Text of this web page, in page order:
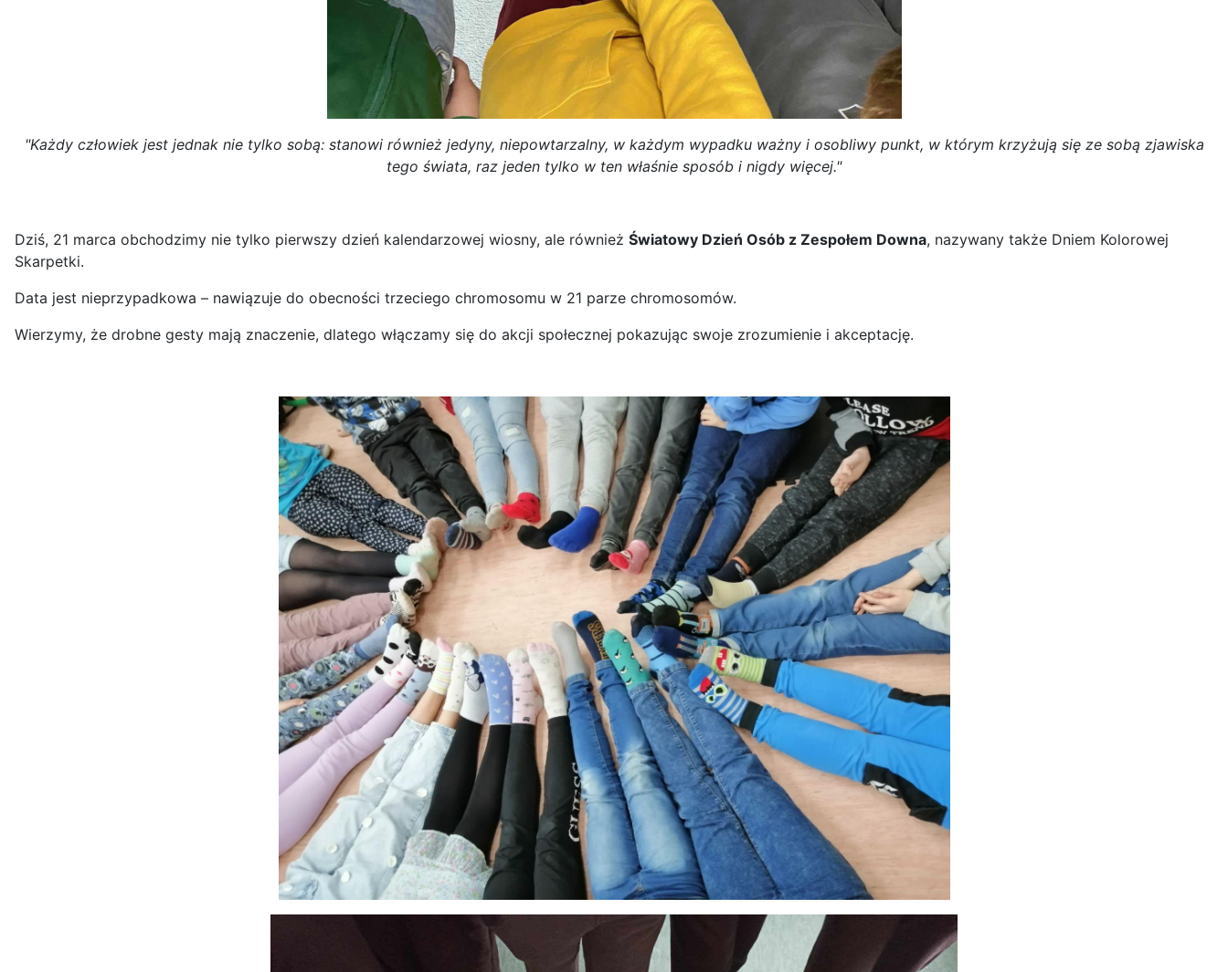
"Każdy człowiek jest jednak nie tylko sobą: stanowi również jedyny, niepowtarzalny, w każdym wypadku ważny i osobliwy punkt, w którym krzyżują się ze sobą zjawiska
tego świata, raz jeden tylko w ten właśnie sposób i nigdy więcej."
Dziś, 21 marca obchodzimy nie tylko pierwszy dzień kalendarzowej wiosny, ale również Światowy Dzień Osób z Zespołem Downa, nazywany także Dniem Kolorowej
Skarpetki.
Data jest nieprzypadkowa – nawiązuje do obecności trzeciego chromosomu w 21 parze chromosomów.
Wierzymy, że drobne gesty mają znaczenie, dlatego włączamy się do akcji społecznej pokazując swoje zrozumienie i akceptację.